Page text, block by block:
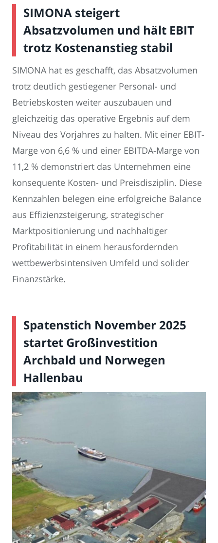
SIMONA steigert
Absatzvolumen und hält EBIT
trotz Kostenanstieg stabil
SIMONA hat es geschafft, das Absatzvolumen
trotz deutlich gestiegener Personal- und
Betriebskosten weiter auszubauen und
gleichzeitig das operative Ergebnis auf dem
Niveau des Vorjahres zu halten. Mit einer EBIT-
Marge von 6,6 % und einer EBITDA-Marge von
11,2 % demonstriert das Unternehmen eine
konsequente Kosten- und Preisdisziplin. Diese
Kennzahlen belegen eine erfolgreiche Balance
aus Effizienzsteigerung, strategischer
Marktpositionierung und nachhaltiger
Profitabilität in einem herausfordernden
wettbewerbsintensiven Umfeld und solider
Finanzstärke.
Spatenstich November 2025
startet Großinvestition
Archbald und Norwegen
Hallenbau